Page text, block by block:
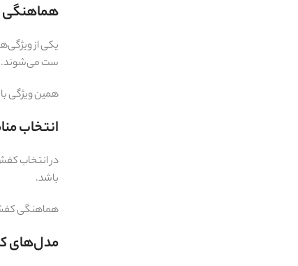
هماهنگی
یکی از
ست می‌شوند.
همین ویژگی
انتخاب
در انتخاب
باشد.
هماهنگی
مدل‌های